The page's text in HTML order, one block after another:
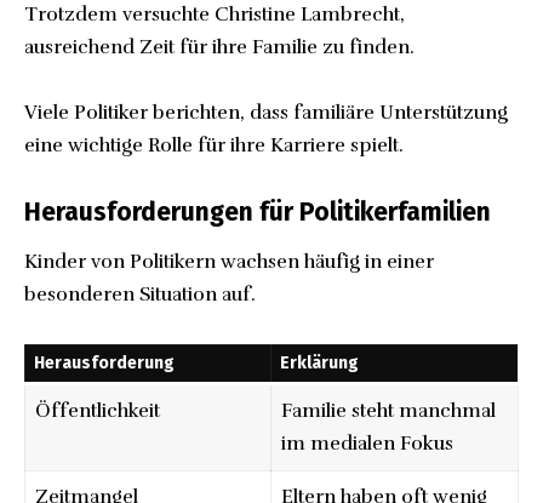
Trotzdem versuchte Christine Lambrecht,
ausreichend Zeit für ihre Familie zu finden.
Viele Politiker berichten, dass familiäre Unterstützung
eine wichtige Rolle für ihre Karriere spielt.
Herausforderungen für Politikerfamilien
Kinder von Politikern wachsen häufig in einer
besonderen Situation auf.
Herausforderung Erklärung
Öffentlichkeit
Familie steht manchmal
im medialen Fokus
Zeitmangel
Eltern haben oft wenig